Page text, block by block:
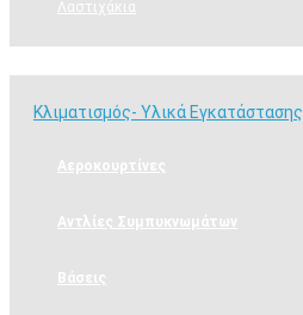
Λαστιχάκια
Κλιματισμός- Υλικά Εγκατάστασης
Αεροκουρτίνες
Αντλίες Συμπυκνωμάτων
Βάσεις